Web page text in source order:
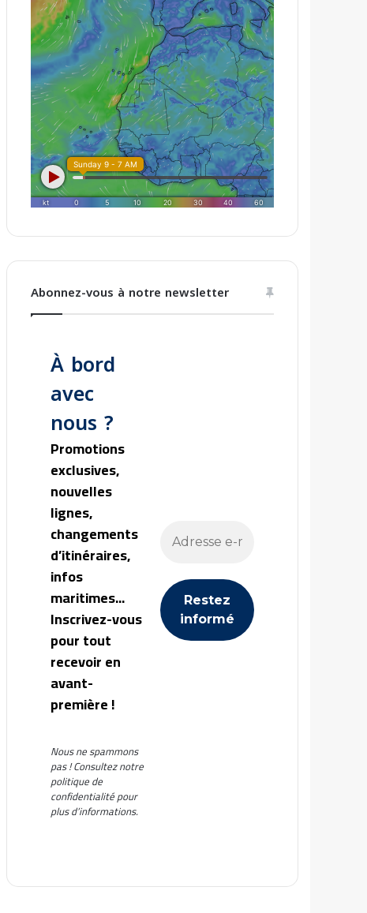
Abonnez-vous à notre newsletter
À bord
avec
nous ?
Promotions
exclusives,
nouvelles
lignes,
changements
d’itinéraires,
infos
maritimes...
Inscrivez-vous
pour tout
recevoir en
avant-
première !
Nous ne spammons
pas ! Consultez notre
politique de
confidentialitépour
plus d’informations.